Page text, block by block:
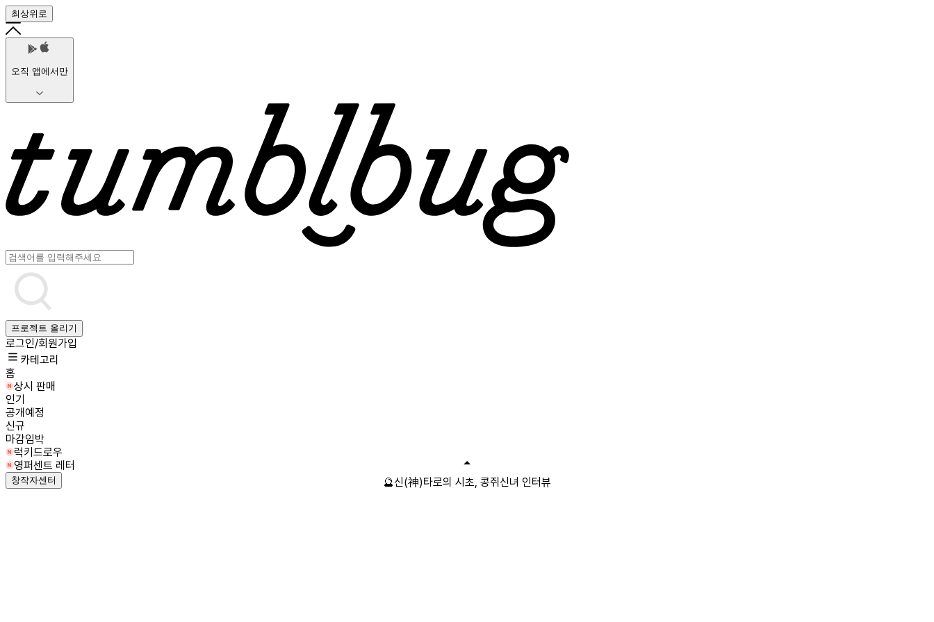
최상위로
오직 앱에서만
프로젝트 올리기
로그인/회원가입
카테고리
홈
상시 판매
인기
공개예정
신규
마감임박
럭키드로우
영퍼센트 레터
창작자센터 🔮신(神)타로의 시초, 콩쥐신녀 인터뷰